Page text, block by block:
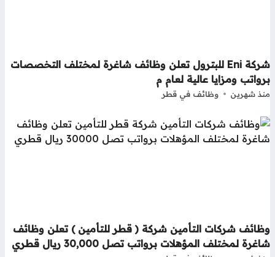
شركة Eni للبترول تعلن وظائف شاغرة لمختلف التخصصات
ومزايا عالية لعام م
شهرين وظائف في قطر
شركات التأمين شركة ( قطر للتأمين ) تعلن وظائف
لمختلف المؤهلات برواتب تصل 30,000 ريال قطري